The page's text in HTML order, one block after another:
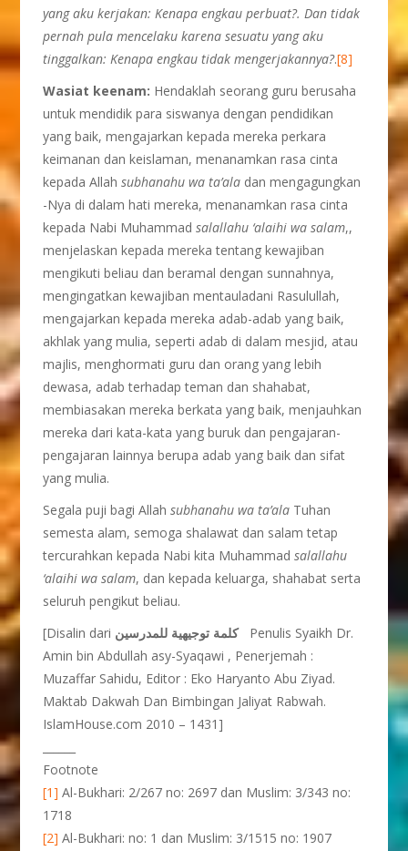
yang aku kerjakan: Kenapa engkau perbuat?. Dan tidak
pernah pula mencelaku karena sesuatu yang aku
tinggalkan: Kenapa engkau tidak mengerjakannya?.[8]
Wasiat keenam: Hendaklah seorang guru berusaha
untuk mendidik para siswanya dengan pendidikan
yang baik, mengajarkan kepada mereka perkara
keimanan dan keislaman, menanamkan rasa cinta
kepada Allahsubhanahu wa ta’ala dan mengagungkan
-Nya di dalam hati mereka, menanamkan rasa cinta
kepada Nabi Muhammadsalallahu ‘alaihi wa salam,,
menjelaskan kepada mereka tentang kewajiban
mengikuti beliau dan beramal dengan sunnahnya,
mengingatkan kewajiban mentauladani Rasulullah,
mengajarkan kepada mereka adab-adab yang baik,
akhlak yang mulia, seperti adab di dalam mesjid, atau
majlis, menghormati guru dan orang yang lebih
dewasa, adab terhadap teman dan shahabat,
membiasakan mereka berkata yang baik, menjauhkan
mereka dari kata-kata yang buruk dan pengajaran-
pengajaran lainnya berupa adab yang baik dan sifat
yang mulia.
Segala puji bagi Allahsubhanahu wa ta’ala Tuhan
semesta alam, semoga shalawat dan salam tetap
tercurahkan kepada Nabi kita Muhammadsalallahu
‘alaihi wa salam, dan kepada keluarga, shahabat serta
seluruh pengikut beliau.
[Disalin dari
كلمة توجيهية للمدرسين Penulis Syaikh Dr.
Amin bin Abdullah asy-Syaqawi , Penerjemah :
Muzaffar Sahidu, Editor : Eko Haryanto Abu Ziyad.
Maktab Dakwah Dan Bimbingan Jaliyat Rabwah.
IslamHouse.com 2010 – 1431]
Footnote
[1] Al-Bukhari: 2/267 no: 2697 dan Muslim: 3/343 no:
1718
[2] Al-Bukhari: no: 1 dan Muslim: 3/1515 no: 1907